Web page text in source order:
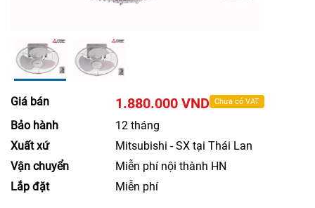
Giá bán 1.880.000 VND Chưa có VAT
Bảo hành
12 tháng
Xuất xứ
Mitsubishi - SX tại Thái Lan
Vận chuyển
Miễn phí nội thành HN
Lắp đặt
Miễn phí